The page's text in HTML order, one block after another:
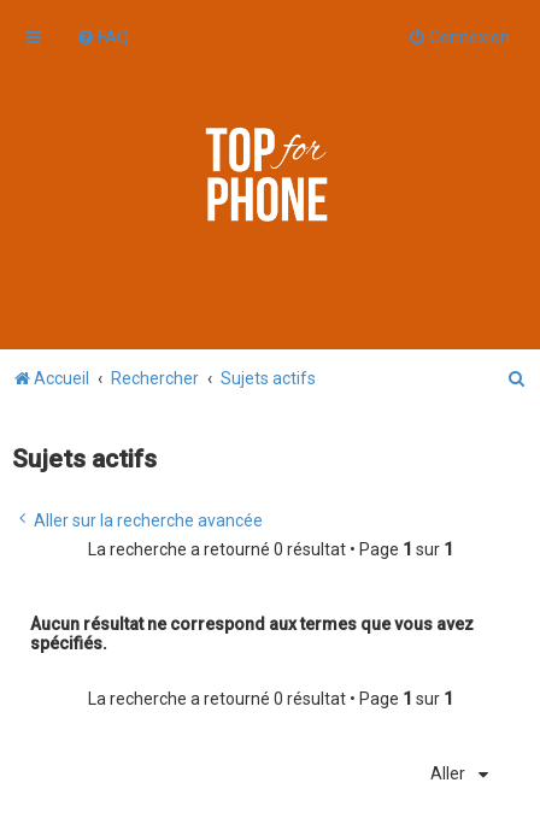
FAQ Connexion
Accueil Rechercher Sujets actifs
Sujets actifs
Aller sur la recherche avancée
La recherche a retourné 0 résultat • Page 1 sur 1
Aucun résultat ne correspond aux termes que vous avez
spécifiés.
La recherche a retourné 0 résultat • Page 1 sur 1
Aller